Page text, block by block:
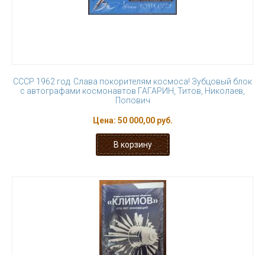
СССР 1962 год. Слава покорителям космоса! Зубцовый блок
с автографами космонавтов ГАГАРИН, Титов, Николаев,
Попович
Цена: 50 000,00 руб.